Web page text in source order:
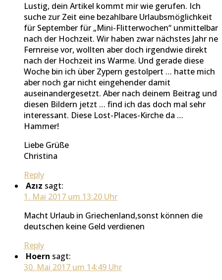
Lustig, dein Artikel kommt mir wie gerufen. Ich
suche zur Zeit eine bezahlbare Urlaubsmöglichkeit
für September für „Mini-Flitterwochen“ unmittelbar
nach der Hochzeit. Wir haben zwar nächstes Jahr ne
Fernreise vor, wollten aber doch irgendwie direkt
nach der Hochzeit ins Warme. Und gerade diese
Woche bin ich über Zypern gestolpert … hatte mich
aber noch gar nicht eingehender damit
auseinandergesetzt. Aber nach deinem Beitrag und
diesen Bildern jetzt … find ich das doch mal sehr
interessant. Diese Lost-Places-Kirche da …
Hammer!
Liebe Grüße
Christina
Reply
Azız sagt:
1. Mai 2017 um 13:20 Uhr
Macht Urlaub in Griechenland,sonst können die
deutschen keine Geld verdienen
Reply
Hoern sagt:
30. Mai 2017 um 14:49 Uhr